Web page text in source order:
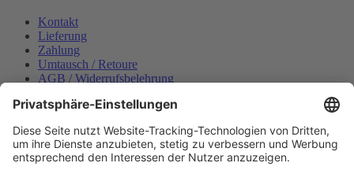
Kontakt
Lieferung
Zahlung
Umtausch / Retoure
AGB / Widerrufsbelehrung
Datenschutzerklärung
Bestellung widerrufen
Mein konto